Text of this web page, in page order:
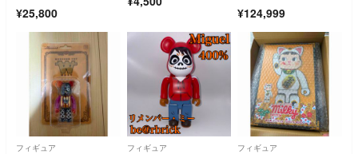
¥25,800 ¥124,999
フィギュア フィギュア フィギュア